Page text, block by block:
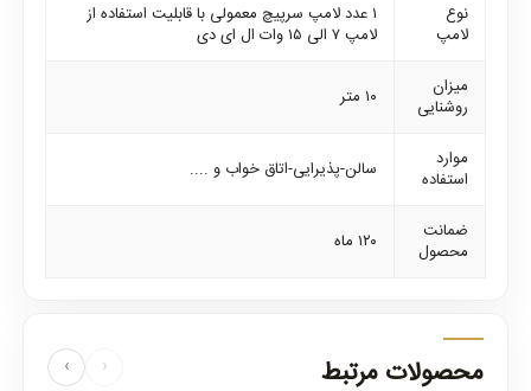
نوع
لامپ
۱ عدد لامپ سرپیچ معمولی با قابلیت استفاده از
لامپ ۷ الی ۱۵ وات ال ای دی
میزان
روشنایی
۱۰ متر
موارد
استفاده
سالن-پذیرایی-اتاق خواب و ....
ضمانت
محصول
۱۲۰ ماه
محصولات مرتبط ‹
›